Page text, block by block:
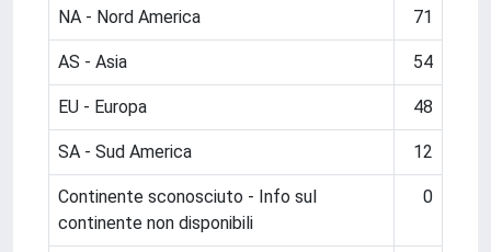
NA - Nord America 71
AS - Asia 54
EU - Europa 48
SA - Sud America 12
Continente sconosciuto - Info sul
continente non disponibili
0